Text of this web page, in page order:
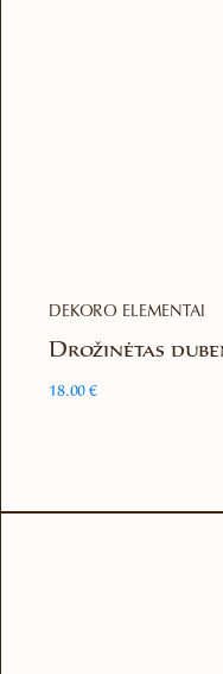
DEKORO ELEMENTAI
Drožinėtas
18.00€